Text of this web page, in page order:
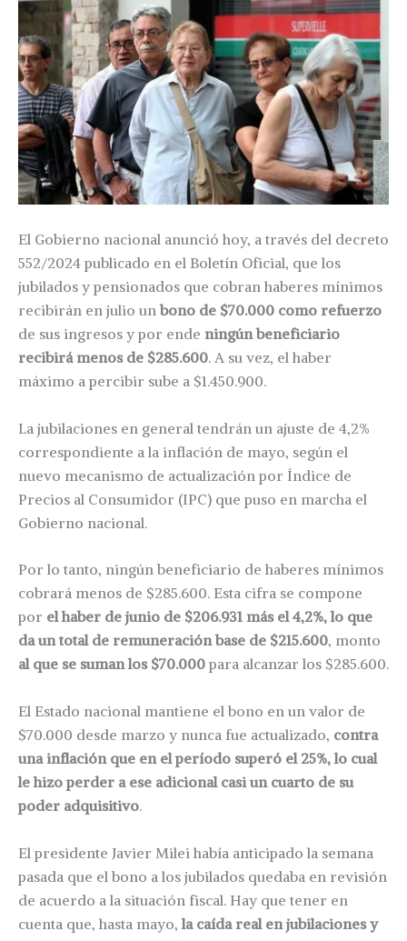
El Gobierno nacional anunció hoy, a través del decreto
552/2024 publicado en el Boletín Oficial, que los
jubilados y pensionados que cobran haberes mínimos
recibirán en julio unbono de $70.000 como refuerzo
de sus ingresos y por ende ningún beneficiario
recibirá menos de $285.600. A su vez, el haber
máximo a percibir sube a $1.450.900.
La jubilaciones en general tendrán un ajuste de 4,2%
correspondiente a la inflación de mayo, según el
nuevo mecanismo de actualización por Índice de
Precios al Consumidor (IPC) que puso en marcha el
Gobierno nacional.
Por lo tanto, ningún beneficiario de haberes mínimos
cobrará menos de $285.600. Esta cifra se compone
por el haber de junio de $206.931 más el 4,2%, lo que
da un total de remuneración base de $215.600, monto
al que se suman los $70.000 para alcanzar los $285.600.
El Estado nacional mantiene el bono en un valor de
$70.000 desde marzo y nunca fue actualizado, contra
una inflación que en el período superó el 25%, lo cual
le hizo perder a ese adicional casi un cuarto de su
poder adquisitivo.
El presidente Javier Milei había anticipado la semana
pasada que el bono a los jubilados quedaba en revisión
de acuerdo a la situación fiscal. Hay que tener en
cuenta que, hasta mayo,la caída real en jubilaciones y